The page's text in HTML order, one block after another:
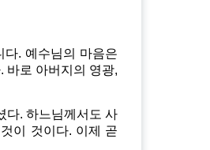
다. 예수님의 마음은
바로 아버지의 영광,
다. 하느님께서도 사
이 것이다. 이제 곧